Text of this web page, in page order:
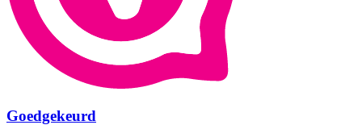
Goedgekeurd